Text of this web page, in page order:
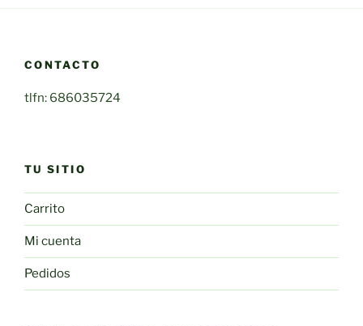
CONTACTO
tlfn: 686035724
TU SITIO
Carrito
Mi cuenta
Pedidos